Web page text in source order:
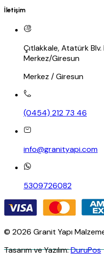
İletişim
Çıtlakkale, Atatürk
Merkez/Giresun
Merkez / Giresun
(0454) 212 73 46
info@granityapi.com
5309726082
© 2026 Granit Yapı
Tasarım ve Yazılım:DuruPos